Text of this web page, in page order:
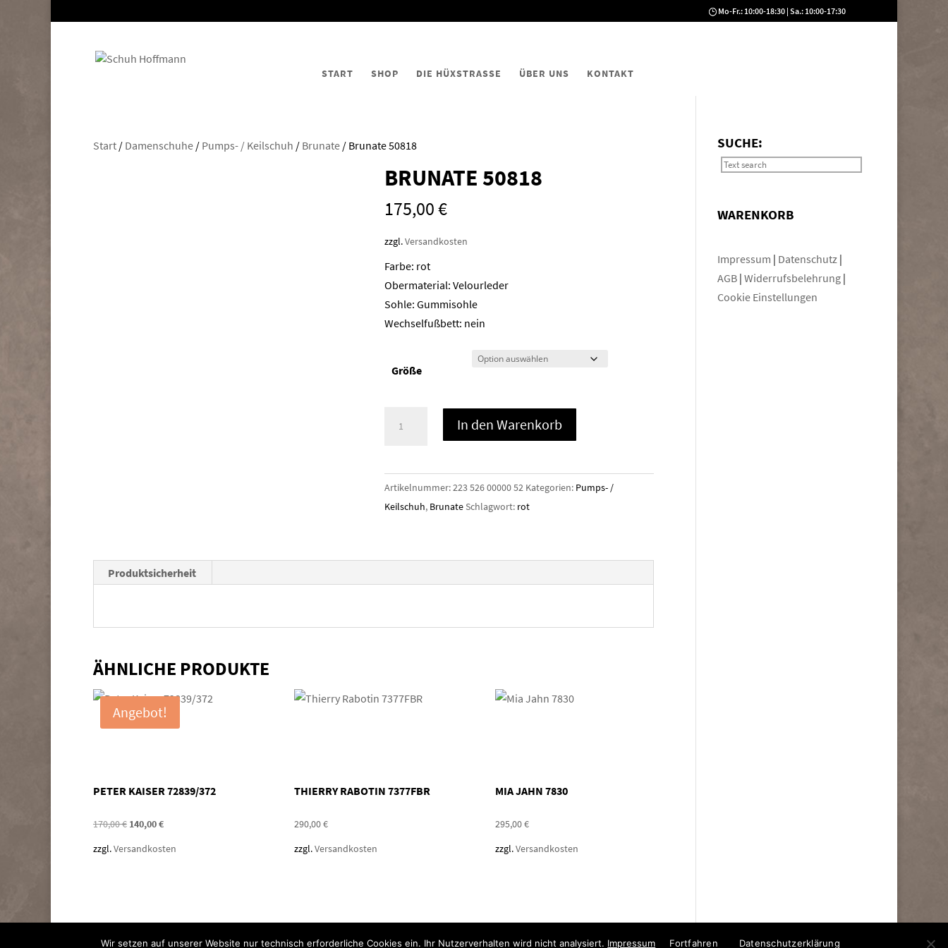
Mo-Fr.: 10:00-18:30 | Sa.: 10:00-17:30
START SHOP DIE HÜXSTRASSE ÜBER UNS KONTAKT
Start / Damenschuhe / Pumps- / Keilschuh / Brunate / Brunate 50818
BRUNATE 50818
175,00€
zzgl.Versandkosten
Farbe: rot
Obermaterial: Velourleder
Sohle: Gummisohle
Wechselfußbett: nein
Größe
In den Warenkorb
Artikelnummer:223 526 00000 52 Kategorien: Pumps- /
Keilschuh, BrunateSchlagwort: rot
Produktsicherheit
ÄHNLICHE PRODUKTE
Angebot!
PETER KAISER 72839/372
170,00€ Ursprünglicher
war:
140,00€Aktueller
ist:
zzgl.Versandkosten
THIERRY RABOTIN 7377FBR
290,00€
zzgl.Versandkosten
MIA JAHN 7830
295,00€
zzgl.Versandkosten
SUCHE:
WARENKORB
Impressum | Datenschutz |
AGB | Widerrufsbelehrung|
Cookie Einstellungen
Wir setzen auf unserer Website nur technisch erforderliche Cookies ein. Ihr Nutzerverhalten wird nicht analysiert. Impressum Fortfahren Datenschutzerklärung